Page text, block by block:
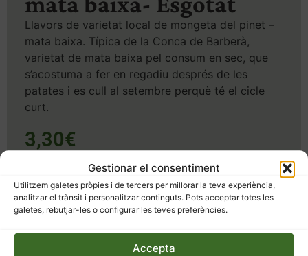
Gestionar el consentiment
Utilitzem galetes pròpies i de tercers per millorar la teva experiència,
analitzar el trànsit i personalitzar continguts. Pots acceptar totes les
galetes, rebutjar-les o configurar les teves preferències.
Accepta
Llavors de varietat local de mongeta del pinet –
mata baixa. Típica de la Conca de Barberà,
varietat de mata baixa pel consum en sec, que
s’acostuma a fer en regadiu després de les
patates i es cull al setembre perquè té el cicle
curt.
3,30€
Esgotat
SKU63 Categoria Llavors
varietat local